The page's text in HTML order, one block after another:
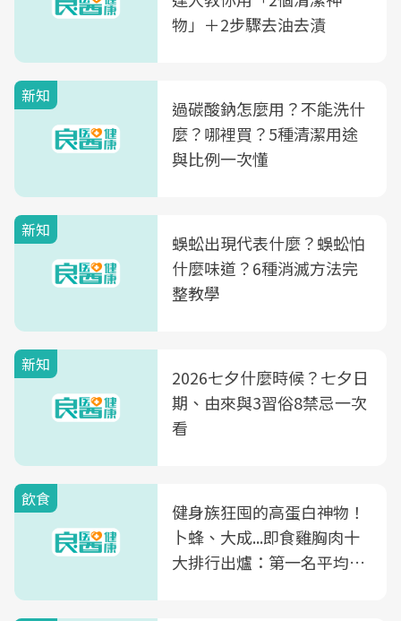
物」＋2步驟去油去漬
新知
過碳酸鈉怎麼用？不能洗什
麼？哪裡買？5種清潔用途
與比例一次懂
新知
蜈蚣出現代表什麼？蜈蚣怕
什麼味道？6種消滅方法完
整教學
新知
2026七夕什麼時候？七夕日
期、由來與3習俗8禁忌一次
看
飲食
健身族狂囤的高蛋白神物！
卜蜂、大成...即食雞胸肉十
大排行出爐：第一名平均一